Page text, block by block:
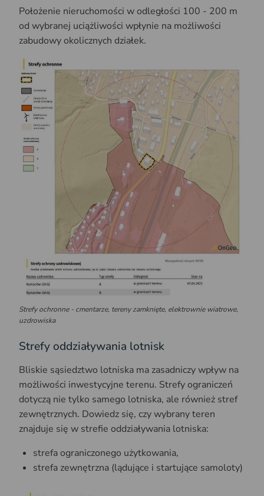
Położenie nieruchomości w odległości 100 - 200 m
od wybranej uciążliwości wpłynie na możliwości
zabudowy okolicznych działek.
Strefy ochronne - cmentarze, tereny zamknięte, elektrownie wiatrowe,
uzdrowiska
Strefy oddziaływania lotnisk
Bliskie sąsiedztwo lotniska ma zasadniczy wpływ na
możliwości inwestycyjne terenu. Strefy ograniczeń
dotyczą nie tylko samego lotniska, ale również stref
zewnętrznych. Dowiedz się, czy wybrany teren
znajduje się w strefie oddziaływania lotniska:
strefa ograniczonego użytkowania,
strefa zewnętrzna (lądujące i startujące samoloty)